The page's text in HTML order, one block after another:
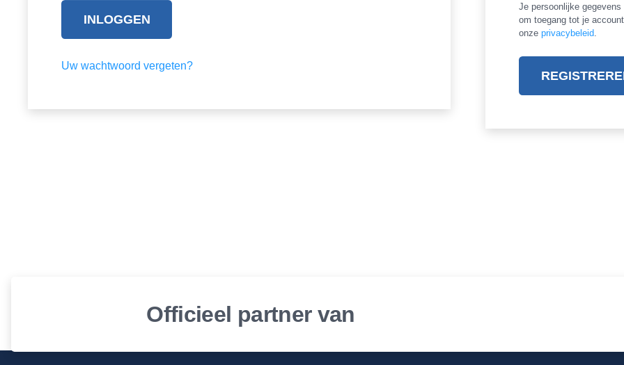
INLOGGEN
Uw wachtwoord vergeten?
Je persoonlijke
om toegang tot je
onzeprivacybeleid
Officieel partner van